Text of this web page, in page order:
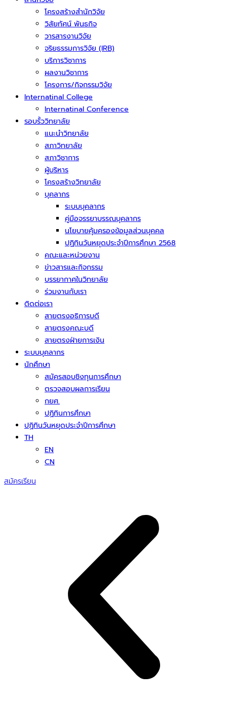
โครงสร้างสำนักวิจัย
วิสัยทัศน์ พันธกิจ
วารสารงานวิจัย
จริยธรรมการวิจัย (IRB)
บริการวิชาการ
ผลงานวิชาการ
โครงการ/กิจกรรมวิจัย
Internatinal College
Internatinal Conference
รอบรั้ววิทยาลัย
แนะนำวิทยาลัย
สภาวิทยาลัย
สภาวิชาการ
ผู้บริหาร
โครงสร้างวิทยาลัย
บุคลากร
ระบบบุคลากร
คู่มือจรรยาบรรณบุคลากร
นโยบายคุ้มครองข้อมูลส่วนบุคคล
ปฏิทินวันหยุดประจำปีการศึกษา 2568
คณะและหน่วยงาน
ข่าวสารและกิจกรรม
บรรยากาศในวิทยาลัย
ร่วมงานกับเรา
ติดต่อเรา
สายตรงอธิการบดี
สายตรงคณะบดี
สายตรงฝ่ายการเงิน
ระบบบุคลากร
นักศึกษา
สมัครสอบชิงทุนการศึกษา
ตรวจสอบผลการเรียน
กยศ.
ปฏิทินการศึกษา
ปฏิทินวันหยุดประจำปีการศึกษา
TH
EN
CN
สมัครเรียน